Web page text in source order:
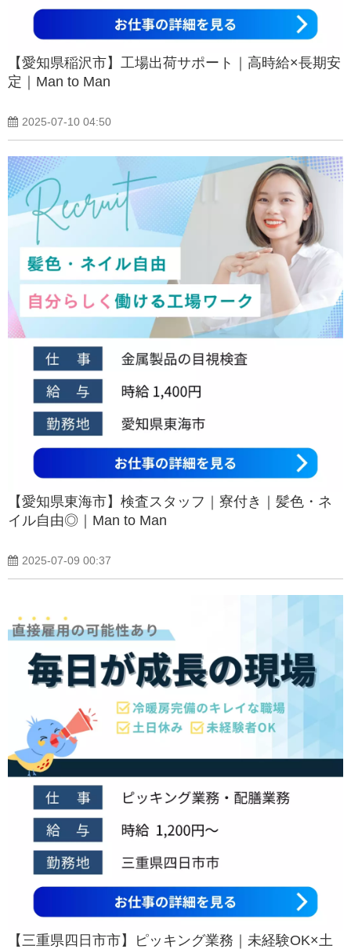
【愛知県稲沢市】工場出荷サポート｜高時給×長期安
定｜Man to Man
2025-07-10 04:50
【愛知県東海市】検査スタッフ｜寮付き｜髪色・ネ
イル自由◎｜Man to Man
2025-07-09 00:37
【三重県四日市市】ピッキング業務｜未経験OK×土